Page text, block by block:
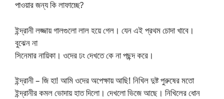
পাওয়ার জন্য কি লাফাচ্ছে?
ইন্দ্রানী লজ্জায় গালগুলো লাল হয়ে গেল। যেন এই প্রথম চোদা খাবে।
বুঝেন না
সিনেমার নায়িকা। ওদের ঢং দেখতে কে না পছন্দ করে।
ইন্দ্রানী – জি হা! আমি ওদের অপেক্ষায় আছি! নিখিল দুষ্ট পুরুষের মতো
ইন্দ্রানীর কমল ভোদায় হাত দিলো। দেখলো ভিজে আছে। নিখিলের ধোন